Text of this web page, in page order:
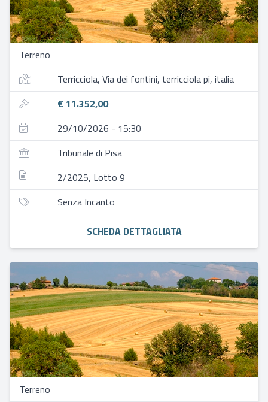
Terreno
Terricciola, Via dei fontini, terricciola pi, italia
€ 11.352,00
29/10/2026 - 15:30
Tribunale di Pisa
2/2025, Lotto 9
Senza Incanto
SCHEDA DETTAGLIATA
Terreno